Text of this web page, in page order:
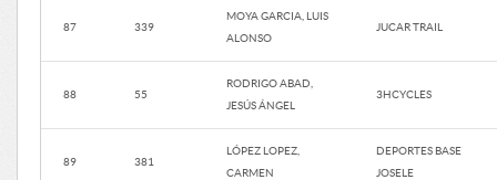
87 339
MOYA GARCIA, LUIS
ALONSO
JUCAR TRAIL
88 55
RODRIGO ABAD,
JESÚS ÁNGEL
3HCYCLES
89 381
LÓPEZ LOPEZ,
CARMEN
DEPORTES BASE
JOSELE